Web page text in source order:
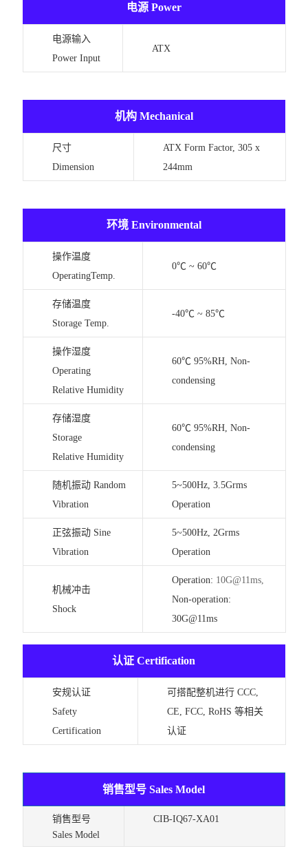
电源 Power
电源输入
Power Input
ATX
机构 Mechanical
尺寸
Dimension
ATX Form Factor, 305 x
244mm
环境 Environmental
操作温度
OperatingTemp.
0℃ ~ 60℃
存储温度
Storage Temp.
-40℃ ~ 85℃
操作湿度
Operating
Relative Humidity
60℃ 95%RH, Non-
condensing
存储湿度
Storage
Relative Humidity
60℃ 95%RH, Non-
condensing
随机振动 Random
Vibration
5~500Hz, 3.5Grms
Operation
正弦振动 Sine
Vibration
5~500Hz, 2Grms
Operation
机械冲击
Shock
Operation: 10G@11ms,
Non-operation:
30G@11ms
认证 Certification
安规认证
Safety
Certification
可搭配整机进行 CCC,
CE, FCC, RoHS 等相关
认证
销售型号 Sales Model
销售型号
Sales Model
CIB-IQ67-XA01